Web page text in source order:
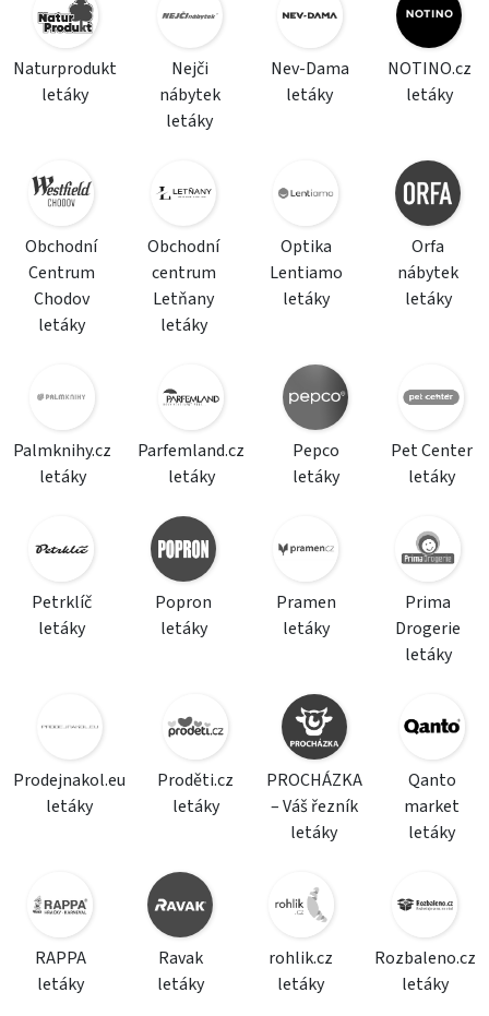
Naturprodukt
letáky
Nejči
nábytek
letáky
Nev-Dama
letáky
NOTINO.cz
letáky
Obchodní
Centrum
Chodov
letáky
Obchodní
centrum
Letňany
letáky
Optika
Lentiamo
letáky
Orfa
nábytek
letáky
Palmknihy.cz
letáky
Parfemland.cz
letáky
Pepco
letáky
Pet Center
letáky
Petrklíč
letáky
Popron
letáky
Pramen
letáky
Prima
Drogerie
letáky
Prodejnakol.eu
letáky
Proděti.cz
letáky
PROCHÁZKA
– Váš řezník
letáky
Qanto
market
letáky
RAPPA
letáky
Ravak
letáky
rohlik.cz
letáky
Rozbaleno.cz
letáky